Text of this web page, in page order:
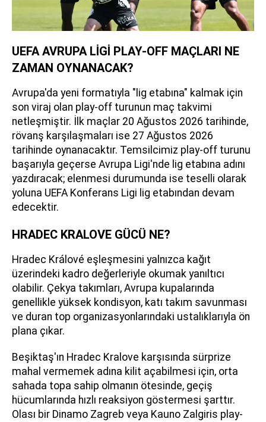
UEFA AVRUPA LİGİ PLAY-OFF MAÇLARI NE
ZAMAN OYNANACAK?
Avrupa'da yeni formatıyla "lig etabına" kalmak için
son viraj olan play-off turunun maç takvimi
netleşmiştir. İlk maçlar 20 Ağustos 2026 tarihinde,
rövanş karşılaşmaları ise 27 Ağustos 2026
tarihinde oynanacaktır. Temsilcimiz play-off turunu
başarıyla geçerse Avrupa Ligi'nde lig etabına adını
yazdıracak; elenmesi durumunda ise teselli olarak
yoluna UEFA Konferans Ligi lig etabından devam
edecektir.
HRADEC KRALOVE GÜCÜ NE?
Hradec Králové eşleşmesini yalnızca kağıt
üzerindeki kadro değerleriyle okumak yanıltıcı
olabilir. Çekya takımları, Avrupa kupalarında
genellikle yüksek kondisyon, katı takım savunması
ve duran top organizasyonlarındaki ustalıklarıyla ön
plana çıkar.
Beşiktaş'ın Hradec Kralove karşısında sürprize
mahal vermemek adına kilit açabilmesi için, orta
sahada topa sahip olmanın ötesinde, geçiş
hücumlarında hızlı reaksiyon göstermesi şarttır.
Olası bir Dinamo Zagreb veya Kauno Zalgiris play-